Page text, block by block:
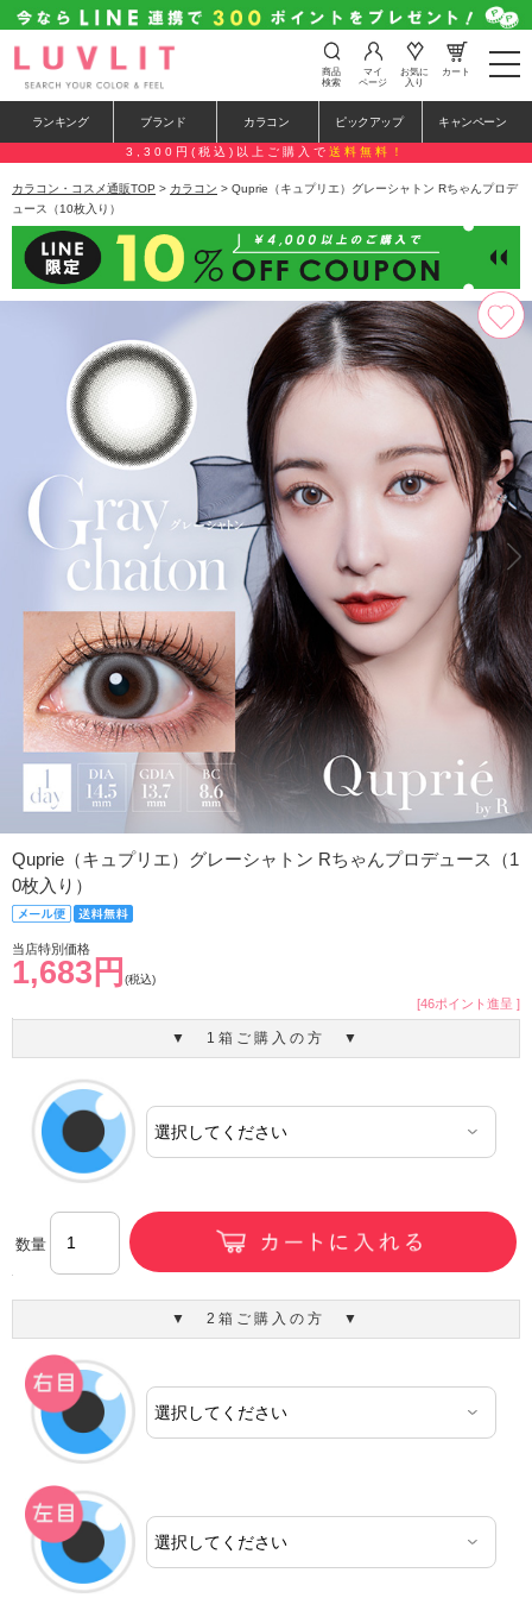
t
o
e
n
a
a
i
o
n
商品
検索
マイ
ページ
お気に
入り
カート
ランキング ブランド カラコン ピックアップ キャンペーン
3,300円(税込)以上ご購入で 送料無料！
カラコン・コスメ通販TOP > カラコン > Quprie（キュプリエ）グレーシャトン Rちゃんプロデ
ュース（10枚入り）
Quprie（キュプリエ）グレーシャトン Rちゃんプロデュース（1
0枚入り）
当店特別価格
1,683円 (税込)
[46ポイント進呈 ]
▼ 1箱ご購入の方 ▼
数量
▼ 2箱ご購入の方 ▼